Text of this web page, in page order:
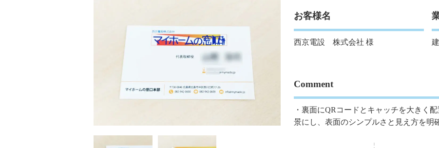
お客様名
西京電設 株式会社 様
Comment
・裏面にQRコードとキャッチを大きく
景にし、表面のシンプルさと見え方を明